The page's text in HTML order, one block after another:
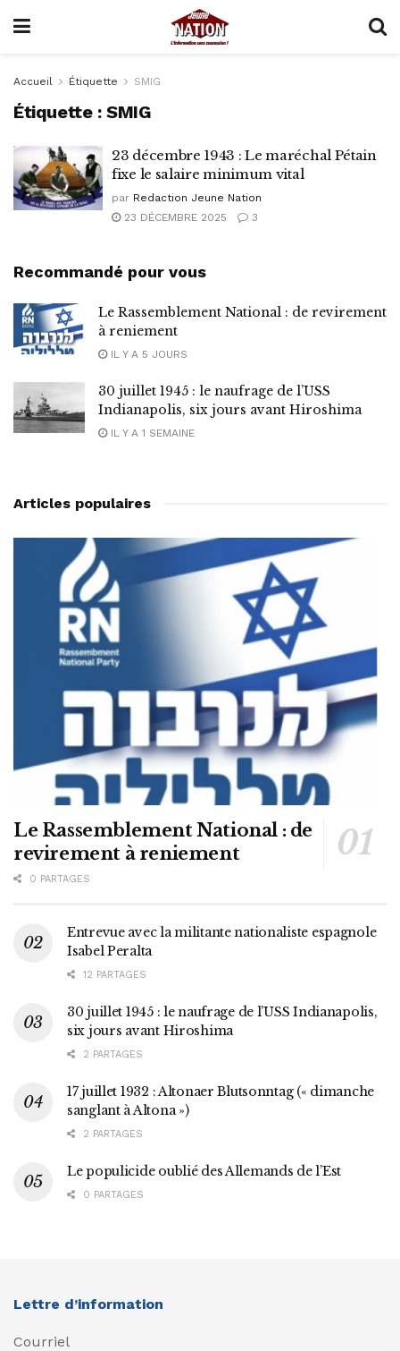
Accueil Étiquette SMIG
Étiquette :SMIG
23 décembre 1943 : Le maréchal Pétain
fixe le salaire minimum vital
par Redaction Jeune Nation
23 DÉCEMBRE 2025
3
Recommandé pour vous
Le Rassemblement National : de revirement
à reniement
IL Y A 5 JOURS
30 juillet 1945 : le naufrage de l’USS
Indianapolis, six jours avant Hiroshima
IL Y A 1 SEMAINE
Articles populaires
Le Rassemblement National : de
revirement à reniement
0 PARTAGES
Entrevue avec la militante nationaliste espagnole
Isabel Peralta
12 PARTAGES
30 juillet 1945 : le naufrage de l’USS Indianapolis,
six jours avant Hiroshima
2 PARTAGES
17 juillet 1932 : Altonaer Blutsonntag (« dimanche
sanglant à Altona »)
2 PARTAGES
Le populicide oublié des Allemands de l’Est
0 PARTAGES
Lettre d’information
Courriel